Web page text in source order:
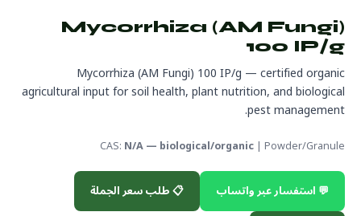
Mycorrhiza (AM Fungi)
100 IP/g
Mycorrhiza (AM Fungi) 100 IP/g — certified organic
agricultural input for soil health, plant nutrition, and biological
pest management.
CAS:N/A — biological/organic | Powder/Granule
💬 استفسار عبر واتساب
📋 طلب سعر الجملة